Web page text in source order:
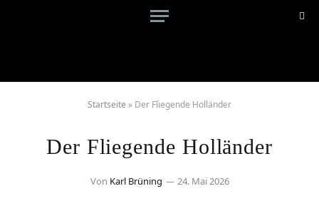
Startseite » Der Fliegende Holländer
Der Fliegende Holländer
Von Karl Brüning 24. Mai 2026